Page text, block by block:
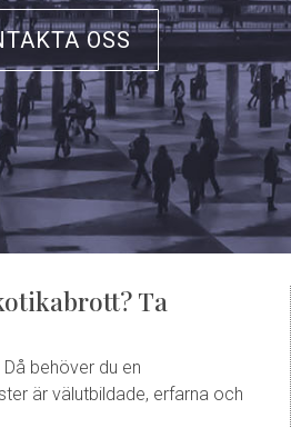
OSS
Ta
Då behöver du en
är välutbildade, erfarna och